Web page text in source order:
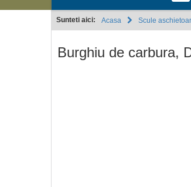
Sunteti aici: Acasa Scule
Burghiu de carbura,